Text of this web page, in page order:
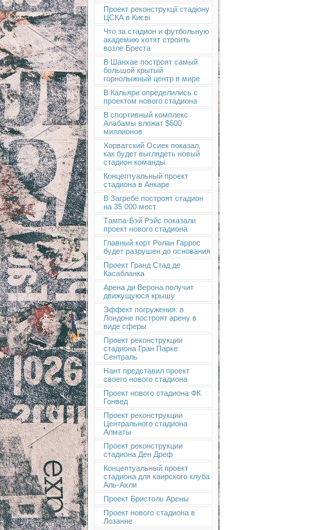
Проект реконструкції стадіону
ЦСКА в Києві
Что за стадион и футбольную
академию хотят строить
возле Бреста
В Шанхае построят самый
большой крытый
горнолыжный центр в мире
В Кальяри определились с
проектом нового стадиона
В спортивный комплекс
Алабамы вложат $600
миллионов
Хорватский Осиек показал,
как будет выглядеть новый
стадион команды
Концептуальный проект
стадиона в Анкаре
В Загребе построят стадион
на 35 000 мест
Тампа-Бэй Рэйс показали
проект нового стадиона
Главный корт Ролан Гаррос
будет разрушен до основания
Проект Гранд Стад де
Касабланка
Арена ди Верона получит
движущуюся крышу
Эффект погружения: в
Лондоне построят арену в
виде сферы
Проект реконструкции
стадиона Гран Парке
Сентраль
Нант представил проект
своего нового стадиона
Проект нового стадиона ФК
Гонвед
Проект реконструкции
Центрального стадиона
Алматы
Проект реконструкции
стадиона Ден Дреф
Концептуальный проект
стадиона для каирского клуба
Аль-Ахли
Проект Бристоль Арены
Проект нового стадиона в
Лозанне